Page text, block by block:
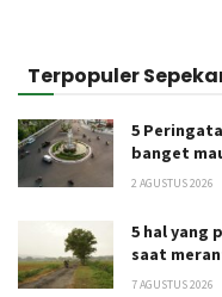
Terpopuler
5
banget
2 AGUSTUS 2026
5 hal yang
saat
7 AGUSTUS 2026